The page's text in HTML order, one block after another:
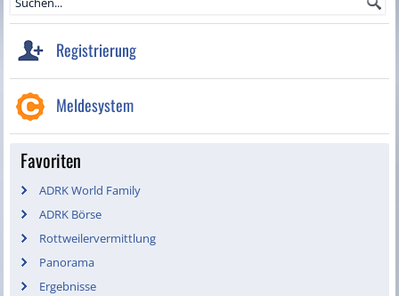
Registrierung
Meldesystem
Favoriten
ADRK World Family
ADRK Börse
Rottweilervermittlung
Panorama
Ergebnisse